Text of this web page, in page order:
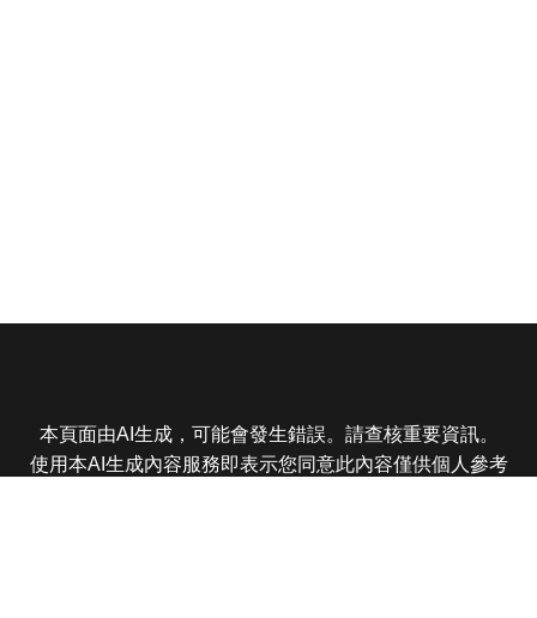
本頁面由AI生成，可能會發生錯誤。請查核重要資訊。
使用本AI生成內容服務即表示您同意此內容僅供個人參考